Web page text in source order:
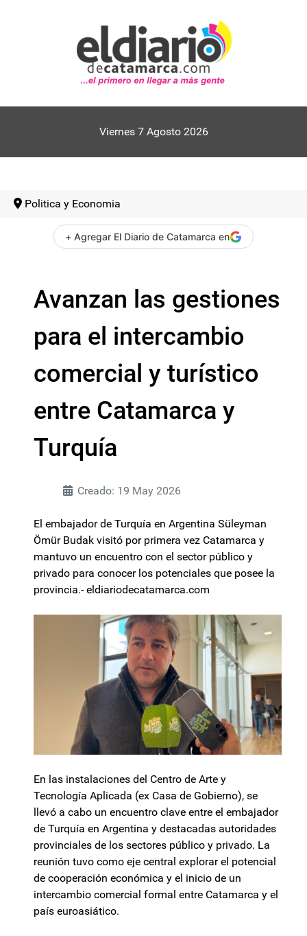
Viernes 7 Agosto 2026
Politica y Economia
+ Agregar El Diario de Catamarca en
Avanzan las gestiones
para el intercambio
comercial y turístico
entre Catamarca y
Turquía
Creado: 19 May 2026
El embajador de Turquía en Argentina Süleyman
Ömür Budak visitó por primera vez Catamarca y
mantuvo un encuentro con el sector público y
privado para conocer los potenciales que posee la
provincia.- eldiariodecatamarca.com
En las instalaciones del Centro de Arte y
Tecnología Aplicada (ex Casa de Gobierno), se
llevó a cabo un encuentro clave entre el embajador
de Turquía en Argentina y destacadas autoridades
provinciales de los sectores público y privado. La
reunión tuvo como eje central explorar el potencial
de cooperación económica y el inicio de un
intercambio comercial formal entre Catamarca y el
país euroasiático.